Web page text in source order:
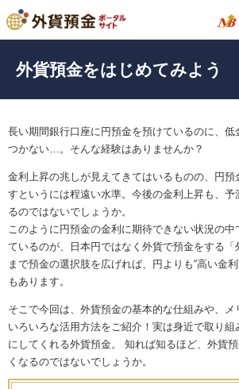
外貨預金をはじめてみよう
長い期間銀行口座に円預金を預けているのに、
つかない…。そんな経験はありませんか？
金利上昇の兆しが見えてきてはいるものの、円
すというには程遠い水準。今後の金利上昇も、予
るのではないでしょうか。
このように円預金の金利に期待できない状況の中
ているのが、日本円ではなく外貨で預金をする
まで預金の選択肢を広げれば、円よりも“高い金
もあります。
そこで今回は、外貨預金の基本的な仕組みや、メ
いろいろな活用方法をご紹介！実は身近で取り組
にしてくれる外貨預金。 知れば知るほど、外貨
くなるのではないでしょうか。